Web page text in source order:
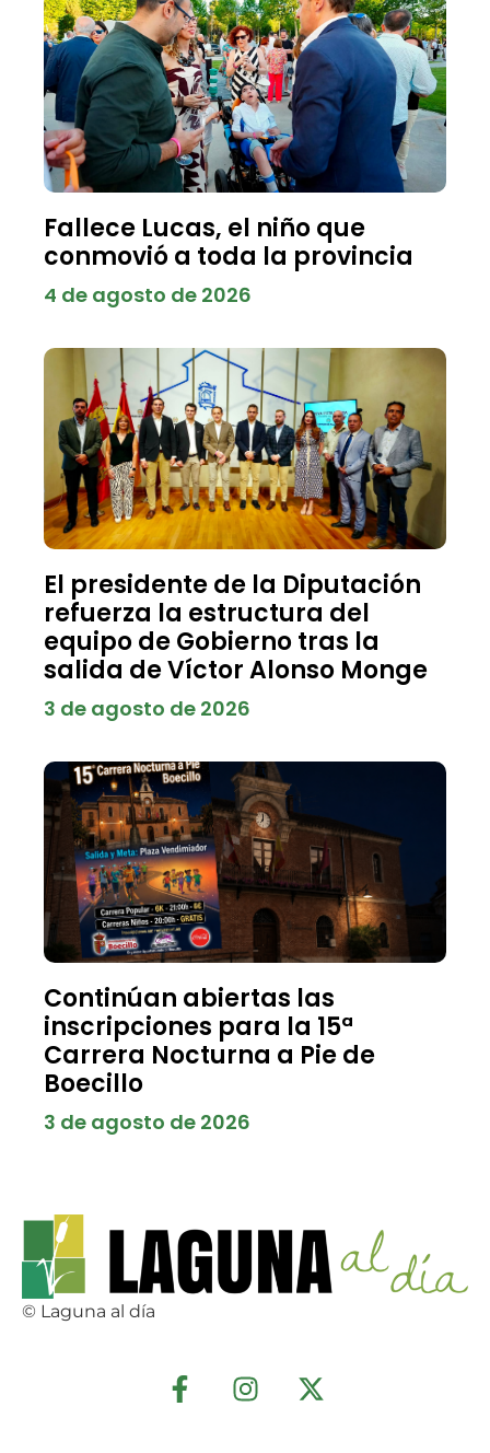
Fallece Lucas, el niño que
conmovió a toda la provincia
4 de agosto de 2026
El presidente de la Diputación
refuerza la estructura del
equipo de Gobierno tras la
salida de Víctor Alonso Monge
3 de agosto de 2026
Continúan abiertas las
inscripciones para la 15ª
Carrera Nocturna a Pie de
Boecillo
3 de agosto de 2026
© Laguna al día